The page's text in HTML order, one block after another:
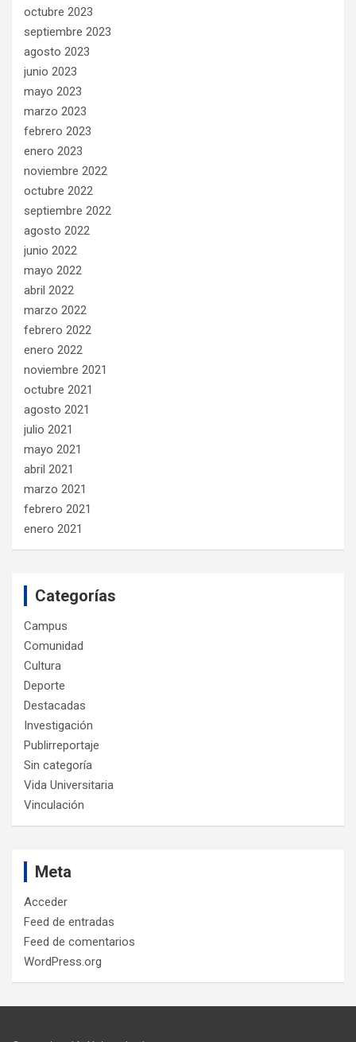
octubre 2023
septiembre 2023
agosto 2023
junio 2023
mayo 2023
marzo 2023
febrero 2023
enero 2023
noviembre 2022
octubre 2022
septiembre 2022
agosto 2022
junio 2022
mayo 2022
abril 2022
marzo 2022
febrero 2022
enero 2022
noviembre 2021
octubre 2021
agosto 2021
julio 2021
mayo 2021
abril 2021
marzo 2021
febrero 2021
enero 2021
Categorías
Campus
Comunidad
Cultura
Deporte
Destacadas
Investigación
Publirreportaje
Sin categoría
Vida Universitaria
Vinculación
Meta
Acceder
Feed de entradas
Feed de comentarios
WordPress.org